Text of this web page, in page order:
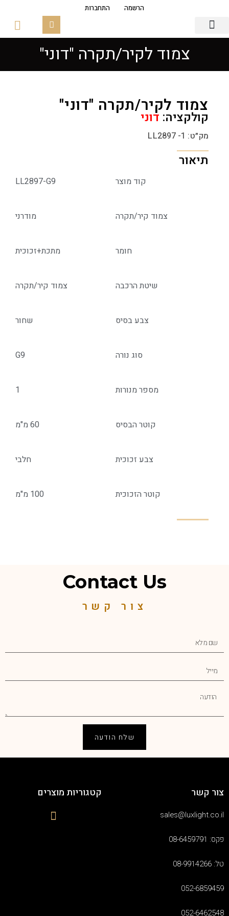
הרשמה התחברות
צמוד לקיר/תקרה "דוני"
צמוד לקיר/תקרה "דוני"
קולקציה: דוני
מק״ט: LL2897 -1
תיאור
קוד מוצר LL2897-G9
צמוד קיר/תקרה מודרני
חומר מתכת+זכוכית
שיטת הרכבה צמוד קיר/תקרה
צבע בסיס שחור
סוג נורה G9
מספר מנורות 1
קוטר הבסיס 60 מ"מ
צבע זכוכית חלבי
קוטר הזכוכית 100 מ"מ
Contact Us
צור קשר
שלח הודעה
צור קשר
sales@luxlight.co.il
פקס: 08-6459791
טל: 08-9914266
052-6859459
052-6462548
קטגוריות מוצרים